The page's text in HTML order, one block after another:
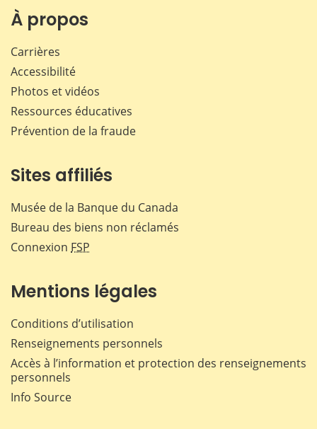
À propos
Carrières
Accessibilité
Photos et vidéos
Ressources éducatives
Prévention de la fraude
Sites affiliés
Musée de la Banque du Canada
Bureau des biens non réclamés
Connexion FSP
Mentions légales
Conditions d’utilisation
Renseignements personnels
Accès à l’information et protection des renseignements
personnels
Info Source